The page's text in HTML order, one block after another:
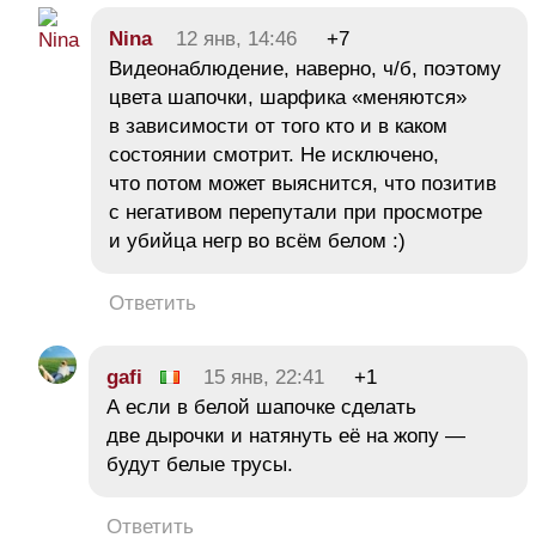
Nina 12 янв, 14:46
+7
Видеонаблюдение, наверно, ч/б, поэтому
цвета шапочки, шарфика «меняются»
в зависимости от того кто и в каком
состоянии смотрит. Не исключено,
что потом может выяснится, что позитив
с негативом перепутали при просмотре
и убийца негр во всём белом :)
Ответить
gafi 15 янв, 22:41
+1
А если в белой шапочке сделать
две дырочки и натянуть её на жопу —
будут белые трусы.
Ответить